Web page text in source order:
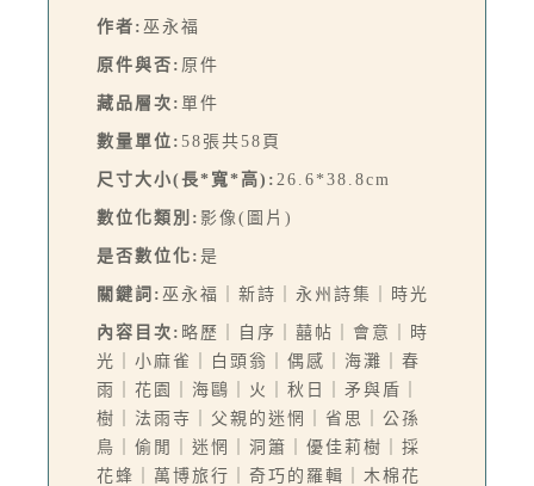
作者: 巫永福
原件與否: 原件
藏品層次: 單件
數量單位: 58張共58頁
尺寸大小(長*寬*高): 26.6*38.8cm
數位化類別: 影像(圖片)
是否數位化: 是
關鍵詞: 巫永福｜新詩｜永州詩集｜時光
內容目次: 略歷｜自序｜囍帖｜會意｜時
光｜小麻雀｜白頭翁｜偶感｜海灘｜春
雨｜花園｜海鷗｜火｜秋日｜矛與盾｜
樹｜法雨寺｜父親的迷惘｜省思｜公孫
鳥｜偷閒｜迷惘｜洞簫｜優佳莉樹｜採
花蜂｜萬博旅行｜奇巧的羅輯｜木棉花